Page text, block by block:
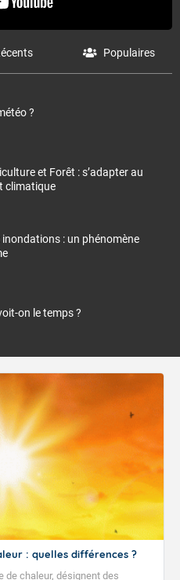
Populaires
?
et Forêt : s’adapter au
climatique
inondations : un phénomène
on le temps ?
: quelles différences ?
de chaleur, désignent des